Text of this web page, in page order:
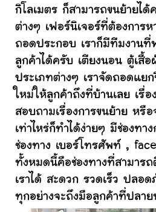
กิโลเมตร ก็สามารถขนย้ายได้
ต่างๆ เฟอร์นิเจอร์ที่ต้องการห
ถอดประกอบ เราก็มีทีมงานที่
ลูกค้าได้ครับ เตียงนอน ตู้เสื้อ
ประเภทต่างๆ เราจัดถอดแย
ใหม่ให้ลูกค้าถึงที่บ้านเลย เรื่
สอบถามเรื่องการขนย้าย หรือ
เท่าไหร่ก็ทำได้ง่ายๆ มีช่องทา
ช่องทาง เบอร์โทรศัพท์ ,
ทั้งหมดนี้คือช่องทางที่สามาร
เราได้ สะดวก รวดเร็ว ปลอด
ทุกอย่างจะถึงมือลูกค้าที่ปลา